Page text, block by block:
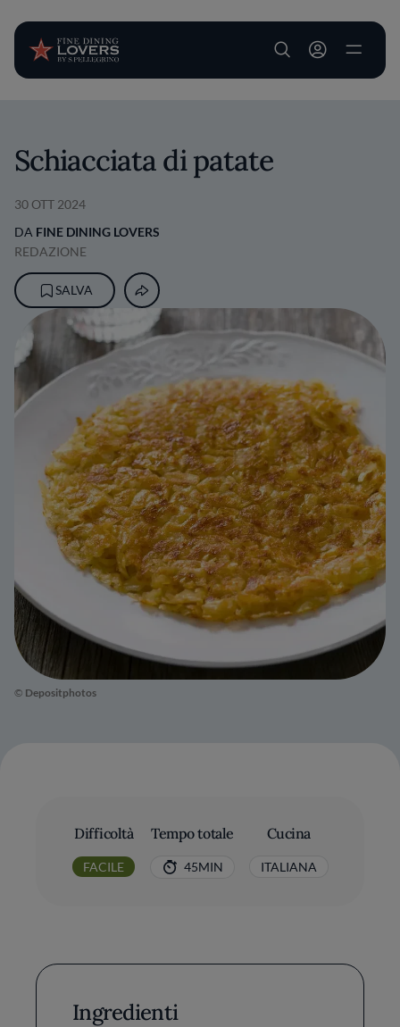
User account
© Depositphotos
Schiacciata di patate
30 OTT 2024
DA FINE DINING LOVERS
REDAZIONE
SALVA
Difficoltà
FACILE
Tempo totale
45MIN
Cucina
ITALIANA
Ingredienti